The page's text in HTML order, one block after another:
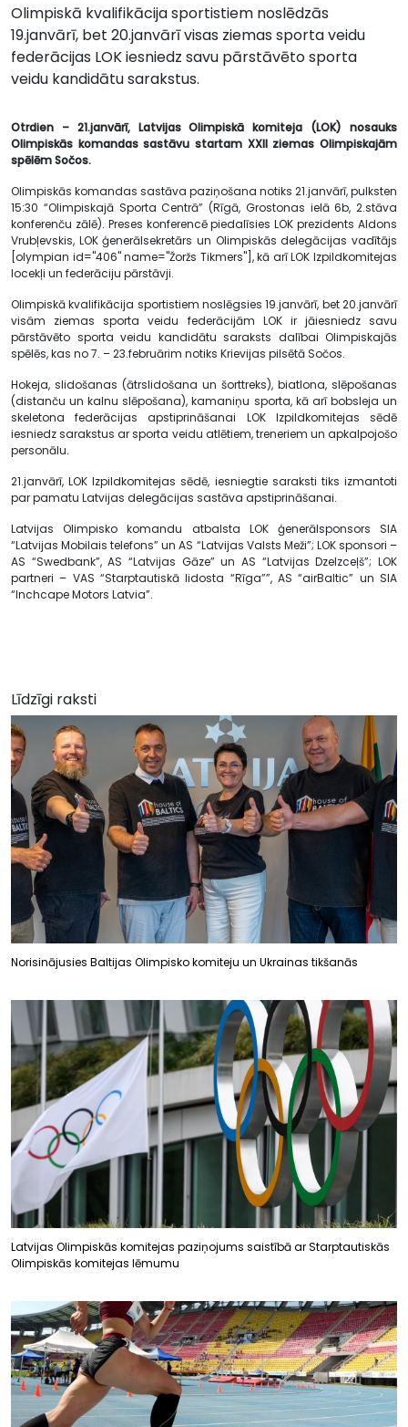
Olimpiskā kvalifikācija sportistiem noslēdzās
19.janvārī, bet 20.janvārī visas ziemas sporta veidu
federācijas LOK iesniedz savu pārstāvēto sporta
veidu kandidātu sarakstus.
Otrdien – 21.janvārī, Latvijas Olimpiskā komiteja (LOK) nosauks
Olimpiskās komandas sastāvu startam XXII ziemas Olimpiskajām
spēlēm Sočos.
Olimpiskās komandas sastāva paziņošana notiks 21.janvārī, pulksten
15:30 “Olimpiskajā Sporta Centrā” (Rīgā, Grostonas ielā 6b, 2.stāva
konferenču zālē). Preses konferencē piedalīsies LOK prezidents Aldons
Vrubļevskis, LOK ģenerālsekretārs un Olimpiskās delegācijas vadītājs
[olympian id="406" name="Žoržs Tikmers"], kā arī LOK Izpildkomitejas
locekļi un federāciju pārstāvji.
Olimpiskā kvalifikācija sportistiem noslēgsies 19.janvārī, bet 20.janvārī
visām ziemas sporta veidu federācijām LOK ir jāiesniedz savu
pārstāvēto sporta veidu kandidātu saraksts dalībai Olimpiskajās
spēlēs, kas no 7. – 23.februārim notiks Krievijas pilsētā Sočos.
Hokeja, slidošanas (ātrslidošana un šorttreks), biatlona, slēpošanas
(distanču un kalnu slēpošana), kamaniņu sporta, kā arī bobsleja un
skeletona federācijas apstiprināšanai LOK Izpildkomitejas sēdē
iesniedz sarakstus ar sporta veidu atlētiem, treneriem un apkalpojošo
personālu.
21.janvārī, LOK Izpildkomitejas sēdē, iesniegtie saraksti tiks izmantoti
par pamatu Latvijas delegācijas sastāva apstiprināšanai.
Latvijas Olimpisko komandu atbalsta LOK ģenerālsponsors SIA
“Latvijas Mobilais telefons” un AS “Latvijas Valsts Meži”; LOK sponsori –
AS “Swedbank”, AS “Latvijas Gāze” un AS “Latvijas Dzelzceļš”; LOK
partneri – VAS “Starptautiskā lidosta “Rīga””, AS “airBaltic” un SIA
“Inchcape Motors Latvia”.
Līdzīgi raksti
Norisinājusies Baltijas Olimpisko komiteju un Ukrainas tikšanās
Latvijas Olimpiskās komitejas paziņojums saistībā ar Starptautiskās
Olimpiskās komitejas lēmumu